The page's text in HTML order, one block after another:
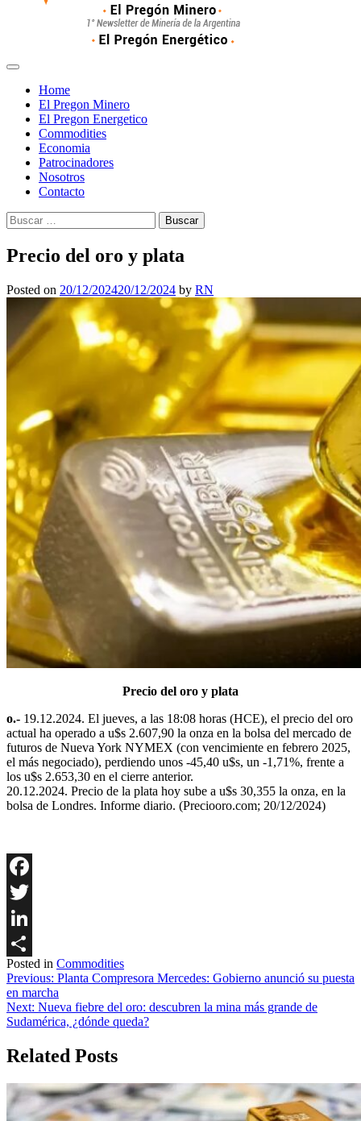
Home
El Pregon Minero
El Pregon Energetico
Commodities
Economia
Patrocinadores
Nosotros
Contacto
Buscar:
Precio del oro y plata
Posted on 20/12/202420/12/2024 by RN
Precio del oro y plata
o.- 19.12.2024. El jueves, a las 18:08 horas (HCE), el precio del oro
actual ha operado a u$s 2.607,90 la onza en la bolsa del mercado de
futuros de Nueva York NYMEX (con vencimiente en febrero 2025,
el más negociado), perdiendo unos -45,40 u$s, un -1,71%, frente a
los u$s 2.653,30 en el cierre anterior.
20.12.2024. Precio de la plata hoy sube a u$s 30,355 la onza, en la
bolsa de Londres. Informe diario. (Preciooro.com; 20/12/2024)
Facebook
Twitter
LinkedIn
Share
Posted in Commodities
Navegación
de
entradas
Previous: Planta Compresora Mercedes: Gobierno anunció su puesta
en marcha
Next: Nueva fiebre del oro: descubren la mina más grande de
Sudamérica, ¿dónde queda?
Related Posts